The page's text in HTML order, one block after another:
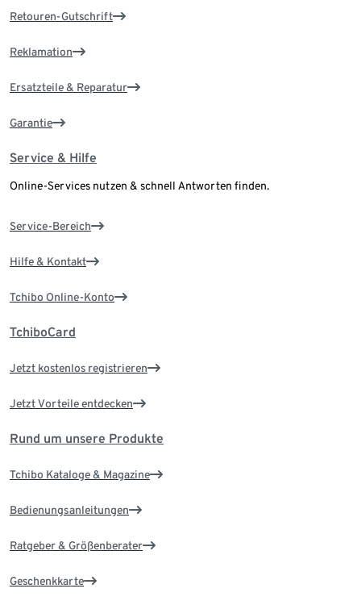
Retouren-Gutschrift
Reklamation
Ersatzteile & Reparatur
Garantie
Service & Hilfe
Online-Services nutzen & schnell Antworten finden.
Service-Bereich
Hilfe & Kontakt
Tchibo Online-Konto
TchiboCard
Jetzt kostenlos registrieren
Jetzt Vorteile entdecken
Rund um unsere Produkte
Tchibo Kataloge & Magazine
Bedienungsanleitungen
Ratgeber & Größenberater
Geschenkkarte